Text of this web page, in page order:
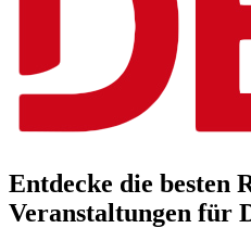
Entdecke die besten
Veranstaltungen für